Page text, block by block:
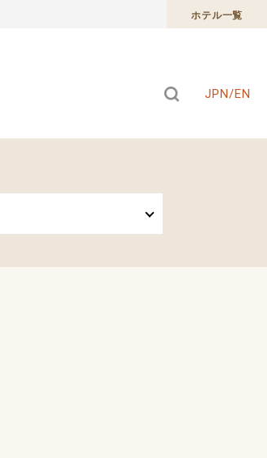
ホテル一覧
JPN/EN